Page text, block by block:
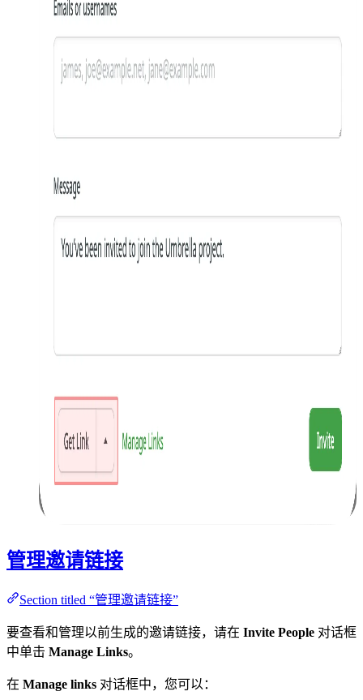
管理邀请链接
Section titled “管理邀请链接”
要查看和管理以前生成的邀请链接，请在 Invite People 对话框
中单击 Manage Links。
在 Manage links 对话框中，您可以：